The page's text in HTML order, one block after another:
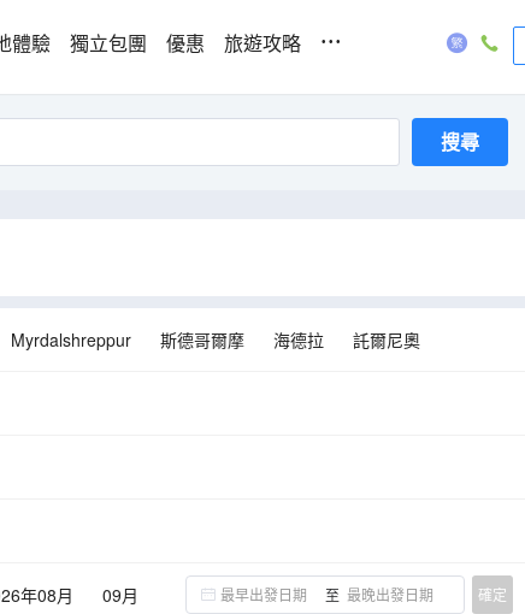
體驗 獨立包團 優惠 旅遊攻略 ...
搜尋
Myrdalshreppur 斯德哥爾摩 海德拉
託爾尼奧
年08月
09月
至 確定